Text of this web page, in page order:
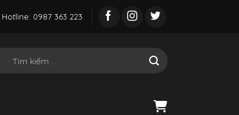
Hotline: 0987 363 223
kiếm: